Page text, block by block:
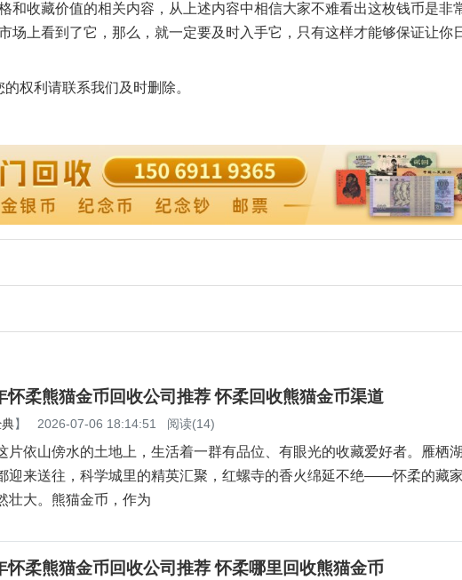
收藏价值的相关内容，从上述内容中相信大家不难看出这枚钱币是非
场上看到了它，那么，就一定要及时入手它，只有这样才能够保证让你
权利请联系我们及时删除。
怀柔熊猫金币回收公司推荐 怀柔回收熊猫金币渠道
】 2026-07-06 18:14:51 阅读(14)
片依山傍水的土地上，生活着一群有品位、有眼光的收藏爱好者。雁栖
迎来送往，科学城里的精英汇聚，红螺寺的香火绵延不绝——怀柔的藏
壮大。熊猫金币，作为
怀柔熊猫金币回收公司推荐 怀柔哪里回收熊猫金币